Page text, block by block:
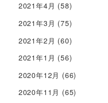
2021年4月 (58)
2021年3月 (75)
2021年2月 (60)
2021年1月 (56)
2020年12月 (66)
2020年11月 (65)